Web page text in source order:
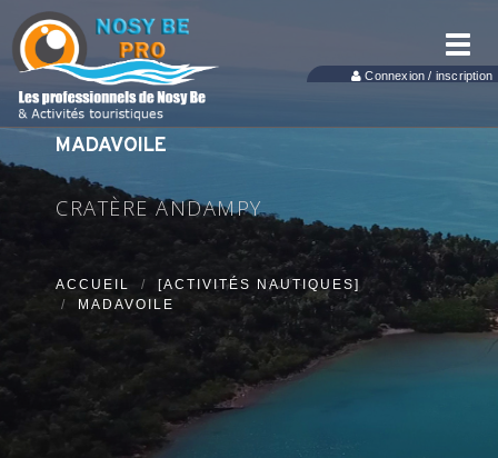
Connexion / inscription
MADAVOILE
CRATÈRE ANDAMPY
ACCUEIL
[ACTIVITÉS NAUTIQUES]
MADAVOILE